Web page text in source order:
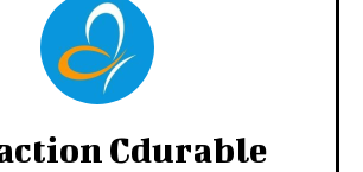
Cdurable